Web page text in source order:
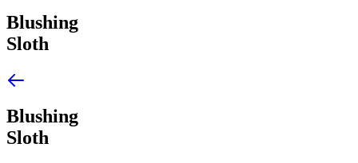
Blushing
Sloth
Blushing
Sloth